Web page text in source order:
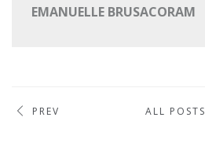
EMANUELLE BRUSACORAM
PREV ALL POSTS